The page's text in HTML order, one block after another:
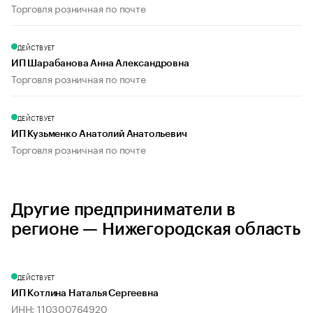
Торговля розничная по почте
ДЕЙСТВУЕТ
ИП Шарабанова Анна Александровна
Торговля розничная по почте
ДЕЙСТВУЕТ
ИП Кузьменко Анатолий Анатольевич
Торговля розничная по почте
Другие предприниматели в
регионе — Нижегородская область
ДЕЙСТВУЕТ
ИП Котлина Наталья Сергеевна
ИНН: 110300764920